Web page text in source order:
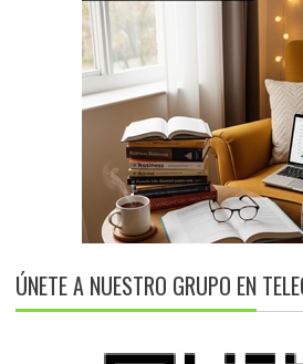
ÚNETE A NUESTRO GRUPO EN